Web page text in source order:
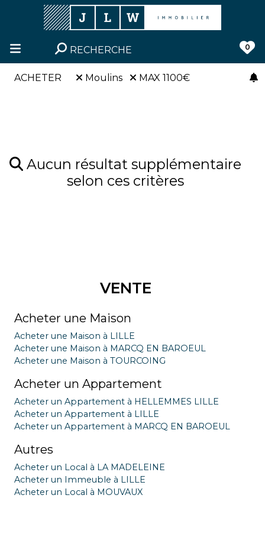
RECHERCHE 0
ACHETER Moulins MAX 1100€
Aucun résultat supplémentaire
selon ces critères
VENTE
Acheter une Maison
Acheter une Maison à LILLE
Acheter une Maison à MARCQ EN BAROEUL
Acheter une Maison à TOURCOING
Acheter un Appartement
Acheter un Appartement à HELLEMMES LILLE
Acheter un Appartement à LILLE
Acheter un Appartement à MARCQ EN BAROEUL
Autres
Acheter un Local à LA MADELEINE
Acheter un Immeuble à LILLE
Acheter un Local à MOUVAUX